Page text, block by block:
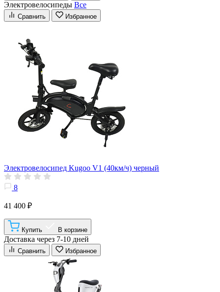
Электровелосипеды Все
Сравнить Избранное
Электровелосипед Kugoo V1 (40км/ч) черный
8
41 400 ₽
Купить В корзине
Доставка через 7-10 дней
Сравнить Избранное